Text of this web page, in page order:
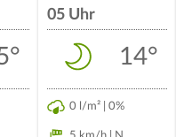
05 Uhr
14°
0 l/m² | 0%